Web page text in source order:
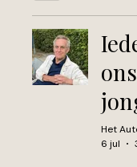
Het
6 jul